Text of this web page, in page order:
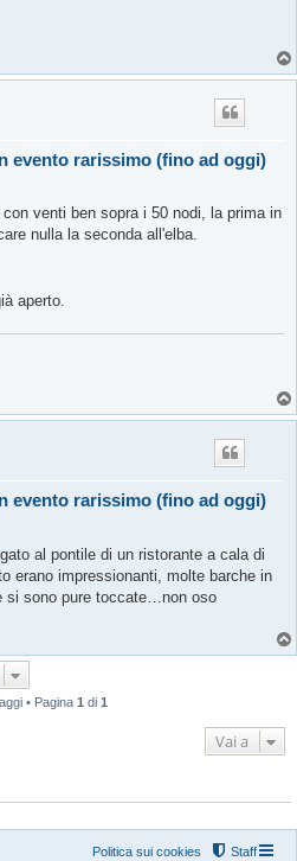
evento rarissimo (fino ad oggi)
venti ben sopra i 50 nodi, la prima in
nulla la seconda all'elba.
aperto.
evento rarissimo (fino ad oggi)
al pontile di un ristorante a cala di
erano impressionanti, molte barche in
si sono pure toccate…non oso
• Pagina 1 di 1
Vai a
Staff
Politica sui cookies